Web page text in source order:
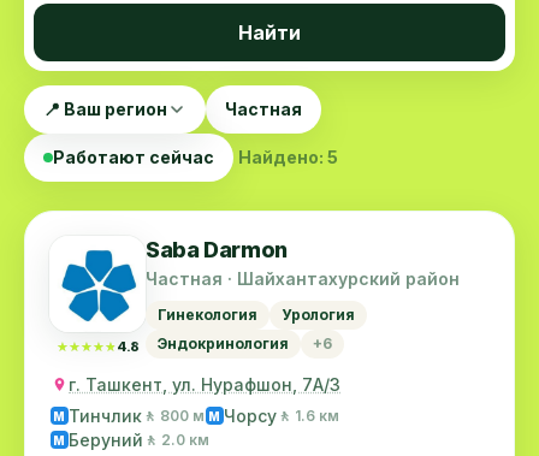
Найти
📍 Ваш регион Частная
Работают сейчас Найдено: 5
★★★★★
★★★★★ 4.8
Saba Darmon
Частная · Шайхантахурский район
Гинекология
Урология
Эндокринология
+6
г. Ташкент, ул. Нурафшон, 7А/3
M Тинчлик 🚶 800 м M Чорсу 🚶 1.6 км
M Беруний 🚶 2.0 км